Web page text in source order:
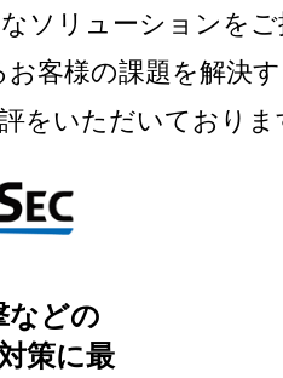
ソリューションをご
客様の課題を解決
をいただいておりま
などの
策に最